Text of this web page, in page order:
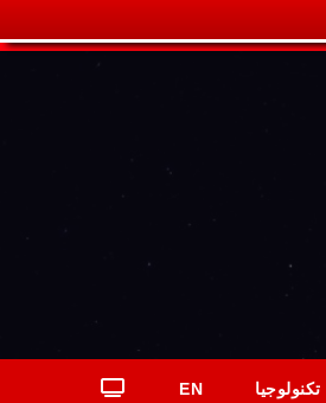
تكنولوجيا EN